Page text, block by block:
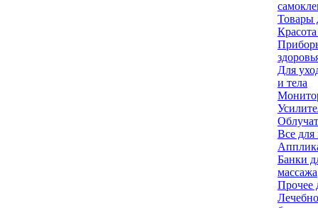
Товары
Для
и тела
Все для
Банки
массажа
Прочее